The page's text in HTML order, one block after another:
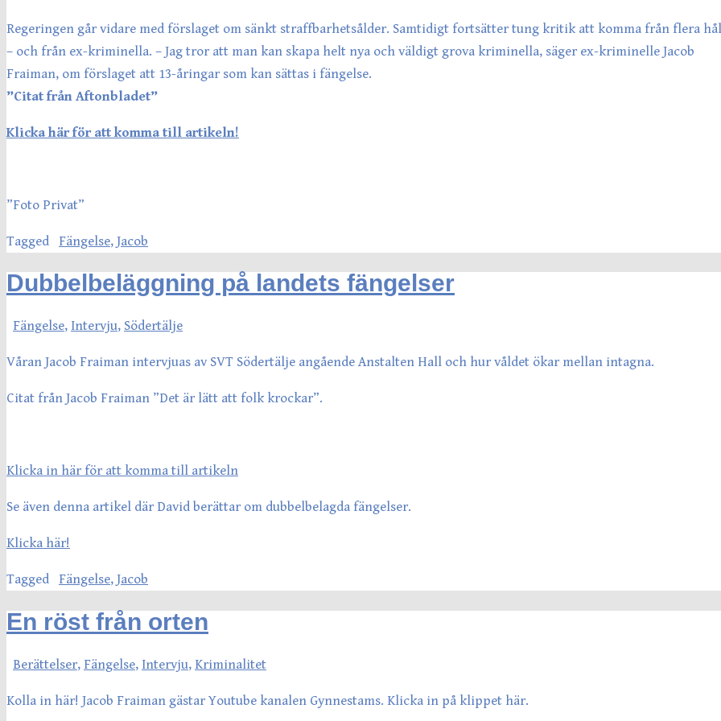
Regeringen går vidare med förslaget om sänkt straffbarhetsålder. Samtidigt fortsätter tung kritik att komma från flera
– och från ex-kriminella. – Jag tror att man kan skapa helt nya och väldigt grova kriminella, säger ex-kriminelle Jacob
Fraiman, om förslaget att 13-åringar som kan sättas i fängelse.
”Citat från Aftonbladet”
Klicka här för att komma till artikeln!
”Foto Privat”
Tagged Fängelse, Jacob
Dubbelbeläggning på landets fängelser
Fängelse, Intervju, Södertälje
Våran Jacob Fraiman intervjuas av SVT Södertälje angående Anstalten Hall och hur våldet ökar mellan intagna.
Citat från Jacob Fraiman ”Det är lätt att folk krockar”.
Klicka in här för att komma till artikeln
Se även denna artikel där David berättar om dubbelbelagda fängelser.
Klicka här!
Tagged Fängelse, Jacob
En röst från orten
Berättelser, Fängelse, Intervju, Kriminalitet
Kolla in här! Jacob Fraiman gästar Youtube kanalen Gynnestams. Klicka in på klippet här.